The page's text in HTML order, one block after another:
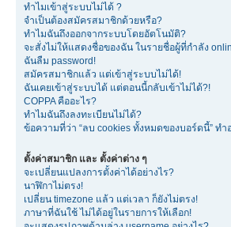
ทำไมเข้าสู่ระบบไม่ได้ ?
จำเป็นต้องสมัครสมาชิกด้วยหรือ?
ทำไมฉันถึงออกจากระบบโดยอัตโนมัติ?
จะสั่งไม่ให้แสดงชื่อของฉัน ในรายชื่อผู้ที่กำลัง
ฉันลืม password!
สมัครสมาชิกแล้ว แต่เข้าสู่ระบบไม่ได้!
ฉันเคยเข้าสู่ระบบได้ แต่ตอนนี้กลับเข้าไม่ได้?!
COPPA คืออะไร?
ทำไมฉันถึงลงทะเบียนไม่ได้?
ข้อความที่ว่า “ลบ cookies ทั้งหมดของบอร์ดนี้” ทำ
ตั้งค่าสมาชิก และ ตั้งค่าต่าง ๆ
จะเปลี่ยนแปลงการตั้งค่าได้อย่างไร?
นาฬิกาไม่ตรง!
เปลี่ยน timezone แล้ว แต่เวลา ก็ยังไม่ตรง!
ภาษาที่ฉันใช้ ไม่ได้อยู่ในรายการให้เลือก!